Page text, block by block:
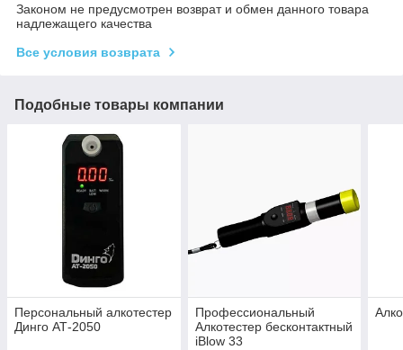
Законом не предусмотрен возврат и обмен данного товара
надлежащего качества
Все условия возврата
Подобные товары компании
Персональный алкотестер
Динго АТ-2050
Профессиональный
Алкотестер бесконтактный
iBlow 33